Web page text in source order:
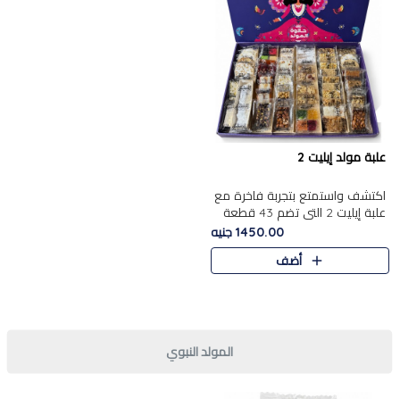
علبة مولد إيليت 2
اكتشف واستمتع بتجربة فاخرة مع
علبة إيليت 2 التي تضم 43 قطعة
تشكيلة من أرقى حلويات المولد
الشرقية المصرية الأصيلة ,معروضة
بشكل جميل في علبة أ..
1450.00 جنيه
أضف
المولد النبوي